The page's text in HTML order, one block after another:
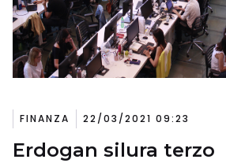
FINANZA 22/03/2021 09:23
Erdogan silura terzo